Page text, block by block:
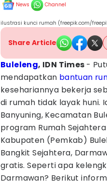
News Channel
ilustrasi kunci rumah (freepik.com/
Share Article
Buleleng, IDN Times -
mendapatkan bantuan
kesehariannya bekerja
di rumah tidak layak huni.
Banyuning, Kecamatan
program Rumah
Kabupaten (Pemkab)
Bangkit Sejahtera,
gratis. Seperti apa
Darmawan? Berikut